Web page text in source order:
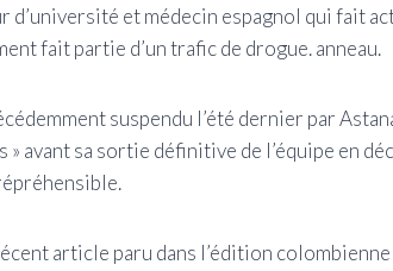
d’université et médecin espagnol qui fait
fait partie d’un trafic de drogue. anneau.
suspendu l’été dernier par
» avant sa sortie définitive de l’équipe en
article paru dans l’édition